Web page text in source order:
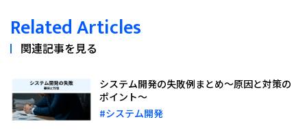
Related Articles
関連記事を見る
システム開発の失敗例まとめ～原因と対策の
ポイント～
#システム開発